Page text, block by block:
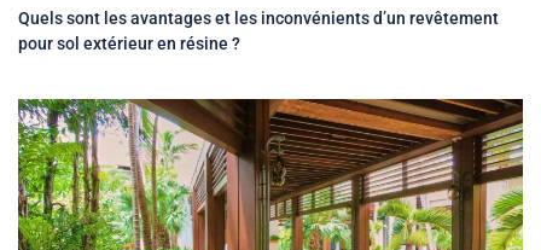
Quels sont les avantages et les inconvénients d’un revêtement
pour sol extérieur en résine ?